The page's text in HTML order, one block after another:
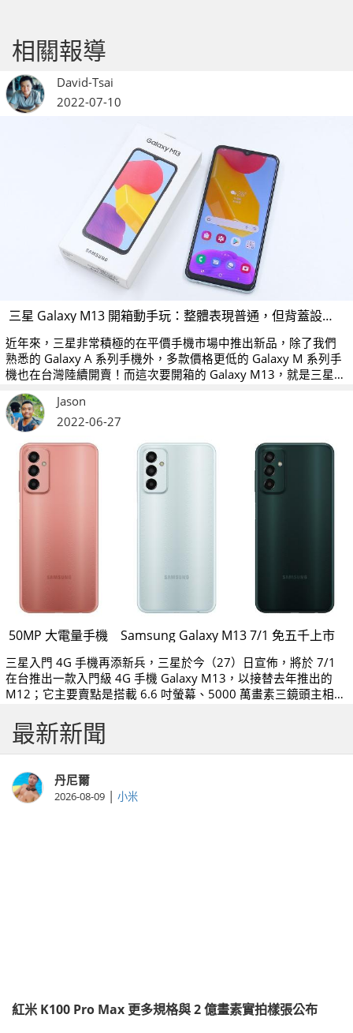
相關報導
David-Tsai
2022-07-10
三星 Galaxy M13 開箱動手玩：整體表現普通，但背蓋設計與續航力卻表現出色的入門手機
近年來，三星非常積極的在平價手機市場中推出新品，除了我們
熟悉的 Galaxy A 系列手機外，多款價格更低的 Galaxy M 系列手
機也在台灣陸續開賣！而這次要開箱的 Galaxy M13，就是三星最
新推出的平價入門手機，至於 Galaxy M13 的整體表現是否超值
呢？就讓我們繼續看下去吧。
Jason
2022-06-27
50MP 大電量手機 Samsung Galaxy M13 7/1 免五千上市
三星入門 4G 手機再添新兵，三星於今（27）日宣佈，將於 7/1
在台推出一款入門級 4G 手機 Galaxy M13，以接替去年推出的
M12；它主要賣點是搭載 6.6 吋螢幕、5000 萬畫素三鏡頭主相機
價 4,990 元。
最新新聞
丹尼爾
2026-08-09 | 小米
紅米 K100 Pro Max 更多規格與 2 億畫素實拍樣張公布